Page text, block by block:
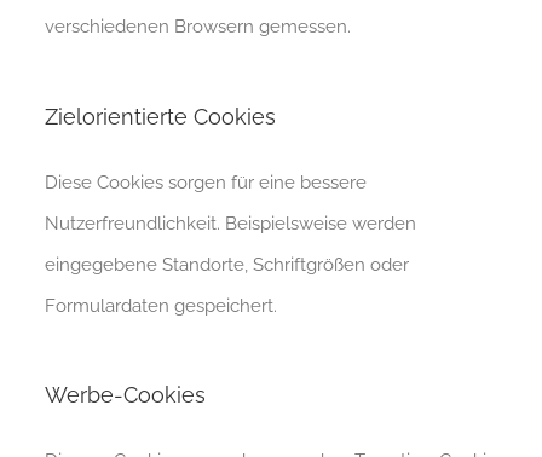
verschiedenen Browsern gemessen.
Zielorientierte Cookies
Diese Cookies sorgen für eine bessere
Nutzerfreundlichkeit. Beispielsweise werden
eingegebene Standorte, Schriftgrößen oder
Formulardaten gespeichert.
Werbe-Cookies